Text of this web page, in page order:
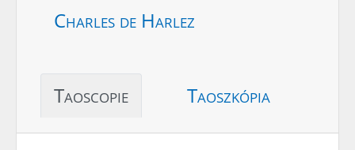
Charles de Harlez
Taoscopie Taoszkópia